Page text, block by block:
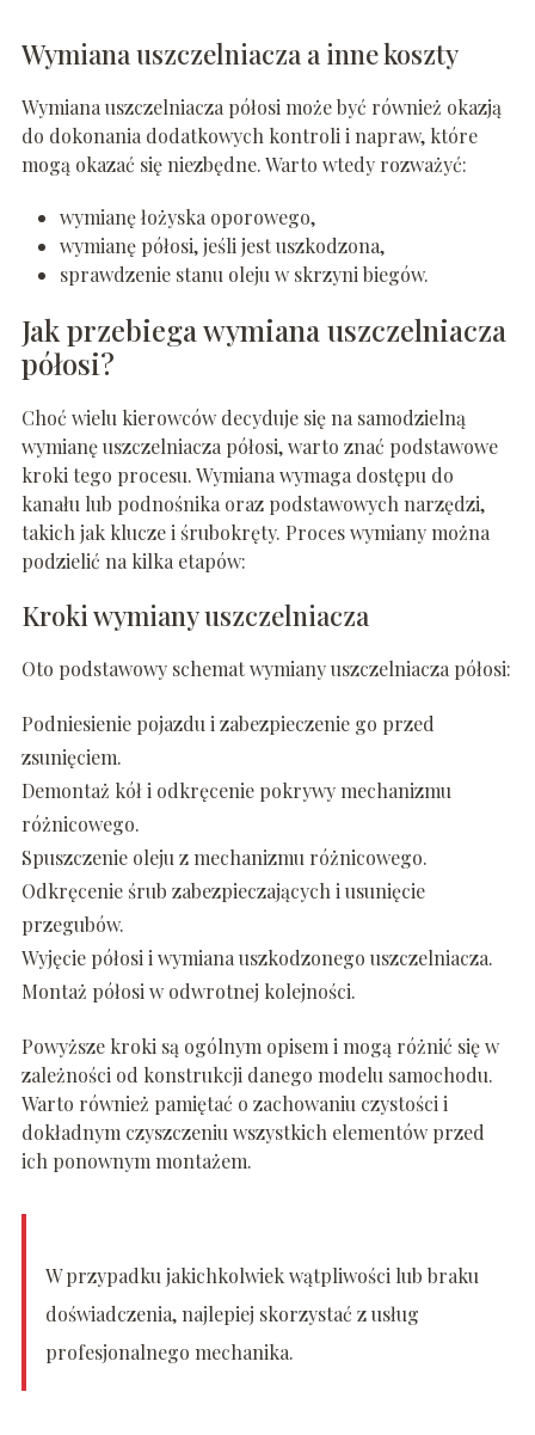
Wymiana uszczelniacza a inne koszty
Wymiana uszczelniacza półosi może być również okazją
do dokonania dodatkowych kontroli i napraw, które
mogą okazać się niezbędne. Warto wtedy rozważyć:
wymianę łożyska oporowego,
wymianę półosi, jeśli jest uszkodzona,
sprawdzenie stanu oleju w skrzyni biegów.
Jak przebiega wymiana uszczelniacza
półosi?
Choć wielu kierowców decyduje się na samodzielną
wymianę uszczelniacza półosi, warto znać podstawowe
kroki tego procesu. Wymiana wymaga dostępu do
kanału lub podnośnika oraz podstawowych narzędzi,
takich jak klucze i śrubokręty. Proces wymiany można
podzielić na kilka etapów:
Kroki wymiany uszczelniacza
Oto podstawowy schemat wymiany uszczelniacza półosi:
Podniesienie pojazdu i zabezpieczenie go przed
zsunięciem.
Demontaż kół i odkręcenie pokrywy mechanizmu
różnicowego.
Spuszczenie oleju z mechanizmu różnicowego.
Odkręcenie śrub zabezpieczających i usunięcie
przegubów.
Wyjęcie półosi i wymiana uszkodzonego uszczelniacza.
Montaż półosi w odwrotnej kolejności.
Powyższe kroki są ogólnym opisem i mogą różnić się w
zależności od konstrukcji danego modelu samochodu.
Warto również pamiętać o zachowaniu czystości i
dokładnym czyszczeniu wszystkich elementów przed
ich ponownym montażem.
W przypadku jakichkolwiek wątpliwości lub braku
doświadczenia, najlepiej skorzystać z usług
profesjonalnego mechanika.